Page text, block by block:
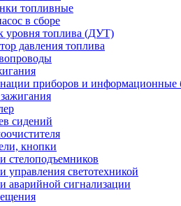
топливные
в сборе
уровня топлива (ДУТ)
давления топлива
приборов и информационные
сидений
кнопки
стелоподъемников
управления светотехникой
аварийной сигнализации